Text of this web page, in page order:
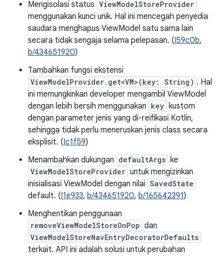
Mengisolasi status ViewModelStoreProvider
menggunakan kunci unik. Hal ini mencegah penyedia
saudara menghapus ViewModel satu sama lain
secara tidak sengaja selama pelepasan. (I59c0b,
b/434651920)
Tambahkan fungsi ekstensi
ViewModelProvider.get<VM>(key: String) . Hal
ini memungkinkan developer mengambil ViewModel
dengan lebih bersih menggunakan key kustom
dengan parameter jenis yang di-reifikasi Kotlin,
sehingga tidak perlu meneruskan jenis class secara
eksplisit. (Ic1f59)
Menambahkan dukungan defaultArgs ke
ViewModelStoreProvider untuk mengizinkan
inisialisasi ViewModel dengan nilai SavedState
default. (I1e933, b/434651920, b/165642391)
Menghentikan penggunaan
removeViewModelStoreOnPop dan
ViewModelStoreNavEntryDecoratorDefaults
terkait. API ini adalah solusi untuk perubahan